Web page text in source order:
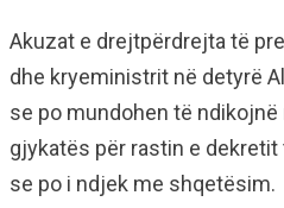
Akuzat e drejtpërdrejta të
dhe kryeministrit në detyrë
se po mundohen të
gjykatës për rastin e dekretit
se po i ndjek me shqetësim.